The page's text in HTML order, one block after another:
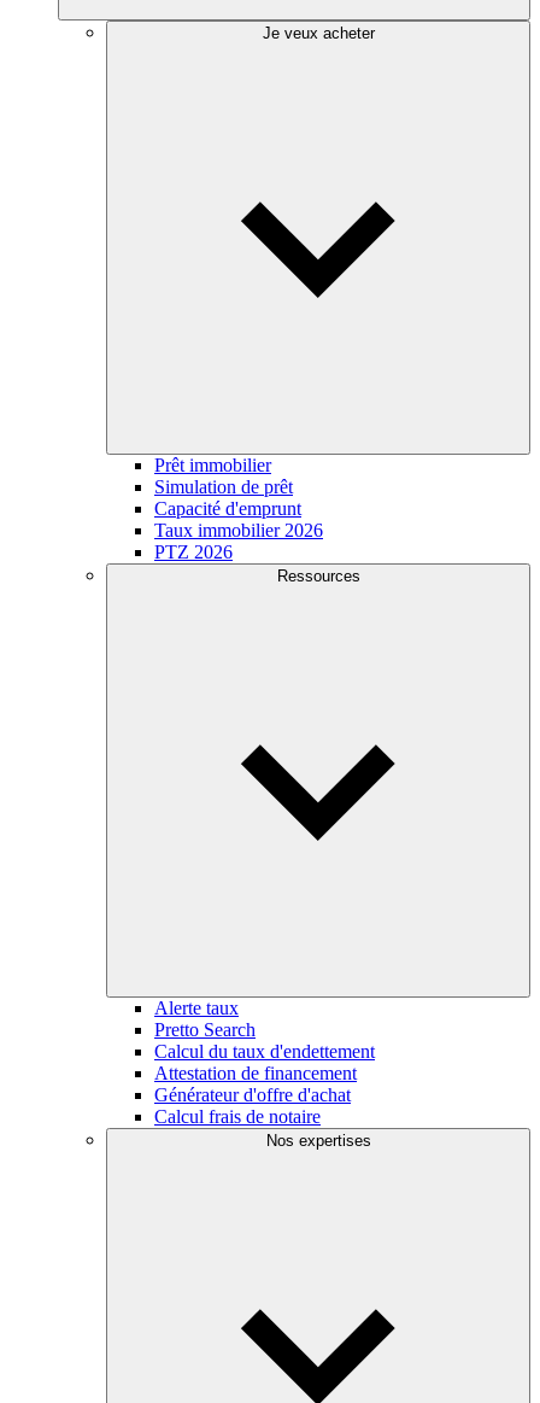
Je veux acheter
Prêt immobilier
Simulation de prêt
Capacité d'emprunt
Taux immobilier 2026
PTZ 2026
Ressources
Alerte taux
Pretto Search
Calcul du taux d'endettement
Attestation de financement
Générateur d'offre d'achat
Calcul frais de notaire
Nos expertises